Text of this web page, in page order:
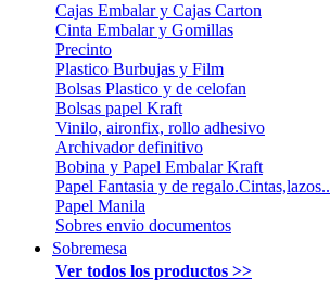
Cajas Embalar y Cajas Carton
Cinta Embalar y Gomillas
Precinto
Plastico Burbujas y Film
Bolsas Plastico y de celofan
Bolsas papel Kraft
Vinilo, aironfix, rollo adhesivo
Archivador definitivo
Bobina y Papel Embalar Kraft
Papel Fantasia y de regalo.Cintas,lazos..
Papel Manila
Sobres envio documentos
Sobremesa
Ver todos los productos >>